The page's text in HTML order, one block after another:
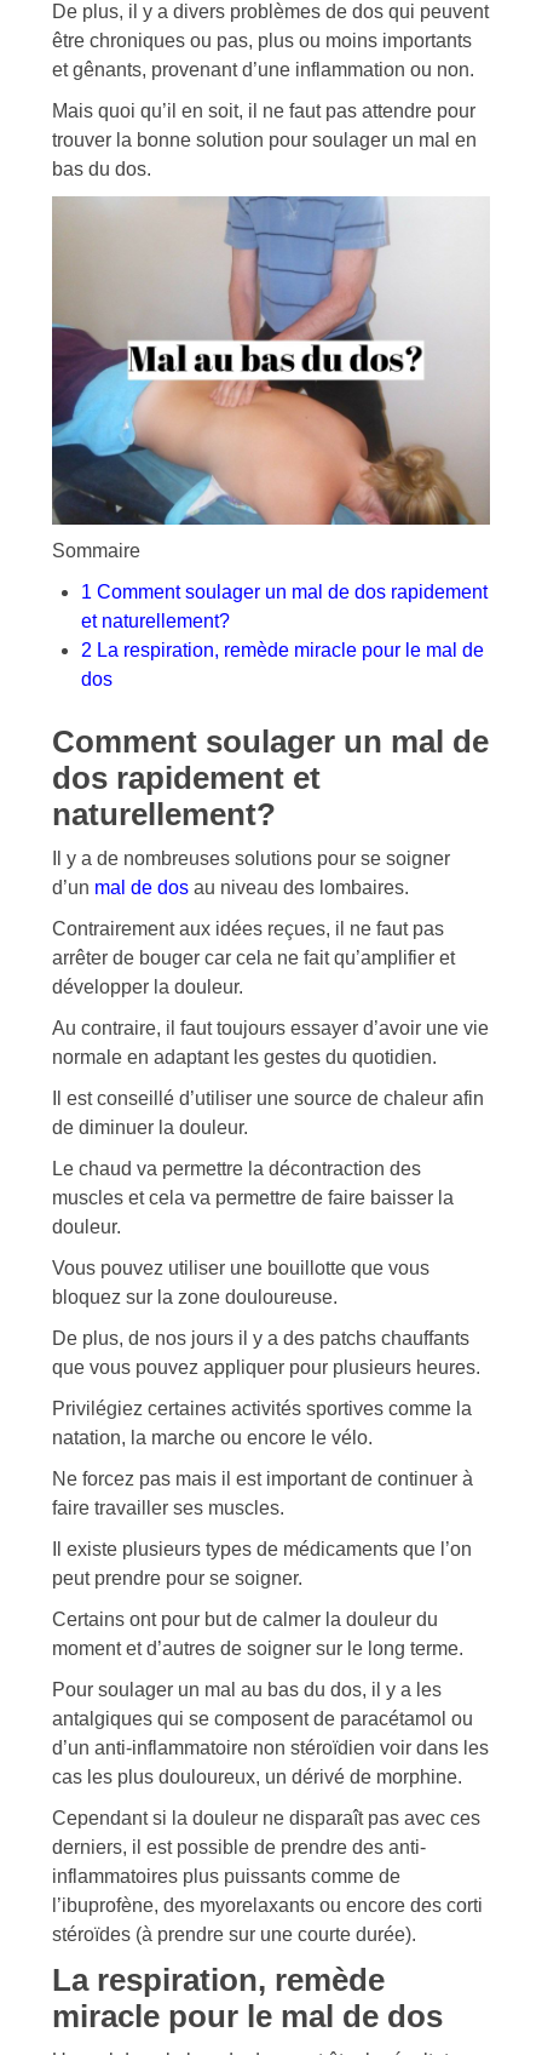
De plus, il y a divers problèmes de dos qui peuvent
être chroniques ou pas, plus ou moins importants
et gênants, provenant d’une inflammation ou non.
Mais quoi qu’il en soit, il ne faut pas attendre pour
trouver la bonne solution pour soulager un mal en
bas du dos.
Sommaire
1 Comment soulager un mal de dos rapidement
et naturellement?
2 La respiration, remède miracle pour le mal de
dos
Comment soulager un mal de
dos rapidement et
naturellement?
Il y a de nombreuses solutions pour se soigner
d’un mal de dos au niveau des lombaires.
Contrairement aux idées reçues, il ne faut pas
arrêter de bouger car cela ne fait qu’amplifier et
développer la douleur.
Au contraire, il faut toujours essayer d’avoir une vie
normale en adaptant les gestes du quotidien.
Il est conseillé d’utiliser une source de chaleur afin
de diminuer la douleur.
Le chaud va permettre la décontraction des
muscles et cela va permettre de faire baisser la
douleur.
Vous pouvez utiliser une bouillotte que vous
bloquez sur la zone douloureuse.
De plus, de nos jours il y a des patchs chauffants
que vous pouvez appliquer pour plusieurs heures.
Privilégiez certaines activités sportives comme la
natation, la marche ou encore le vélo.
Ne forcez pas mais il est important de continuer à
faire travailler ses muscles.
Il existe plusieurs types de médicaments que l’on
peut prendre pour se soigner.
Certains ont pour but de calmer la douleur du
moment et d’autres de soigner sur le long terme.
Pour soulager un mal au bas du dos, il y a les
antalgiques qui se composent de paracétamol ou
d’un anti-inflammatoire non stéroïdien voir dans les
cas les plus douloureux, un dérivé de morphine.
Cependant si la douleur ne disparaît pas avec ces
derniers, il est possible de prendre des anti-
inflammatoires plus puissants comme de
l’ibuprofène, des myorelaxants ou encore des corti
stéroïdes (à prendre sur une courte durée).
La respiration, remède
miracle pour le mal de dos